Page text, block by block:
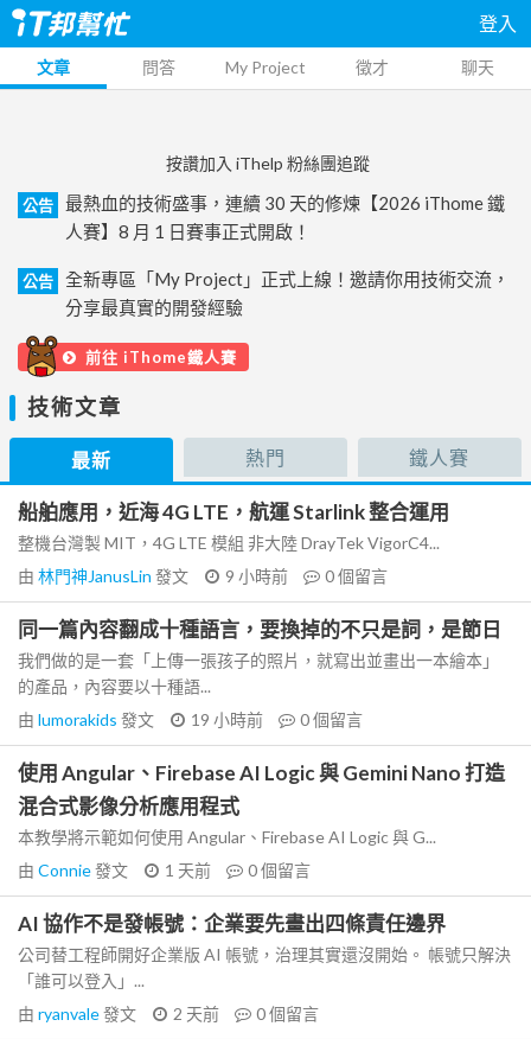
登入
文章 問答 My Project 徵才 聊天
按讚加入 iThelp 粉絲團追蹤
公告
最熱血的技術盛事，連續 30 天的修煉【2026 iThome 鐵
人賽】8 月 1 日賽事正式開啟！
公告
全新專區「My Project」正式上線！邀請你用技術交流，
分享最真實的開發經驗
前往 iThome鐵人賽
技術文章
最新 熱門 鐵人賽
船舶應用，近海 4G LTE，航運 Starlink 整合運用
整機台灣製 MIT，4G LTE 模組 非大陸 DrayTek VigorC4...
由 林門神JanusLin 發文 9 小時前 0個留言
同一篇內容翻成十種語言，要換掉的不只是詞，是節日
我們做的是一套「上傳一張孩子的照片，就寫出並畫出一本繪本」
的產品，內容要以十種語...
由 lumorakids 發文 19 小時前 0個留言
使用 Angular、Firebase AI Logic 與 Gemini Nano 打造
混合式影像分析應用程式
本教學將示範如何使用 Angular、Firebase AI Logic 與 G...
由 Connie發文 1 天前 0個留言
AI 協作不是發帳號：企業要先畫出四條責任邊界
公司替工程師開好企業版 AI 帳號，治理其實還沒開始。 帳號只解決
「誰可以登入」...
由 ryanvale發文 2 天前 0個留言